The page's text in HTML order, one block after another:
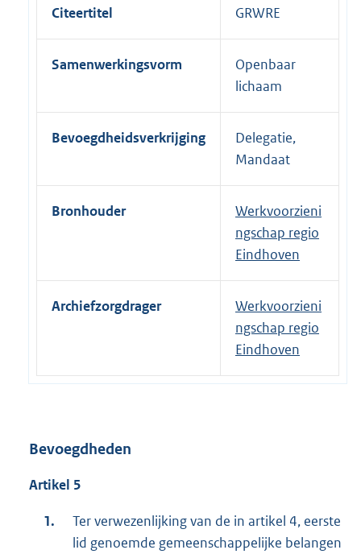
Citeertitel GRWRE
Samenwerkingsvorm
Openbaar
lichaam
Bevoegdheidsverkrijging
Delegatie,
Mandaat
Bronhouder
Werkvoorzieni
ngschap regio
Eindhoven
Archiefzorgdrager
Werkvoorzieni
ngschap regio
Eindhoven
Bevoegdheden
Artikel 5
Ter verwezenlijking van de in artikel 4, eerste
lid genoemde gemeenschappelijke belangen